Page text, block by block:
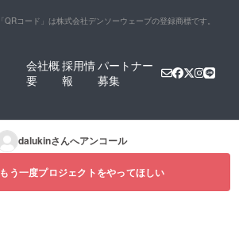
「QRコード」は株式会社デンソーウェーブの登録商標です。
会社概
要
採用情
報
パートナー
募集
dalukinさんへアンコール
もう一度プロジェクトをやってほしい